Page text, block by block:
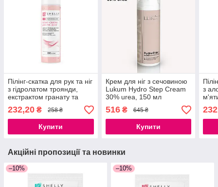
Пілінг-скатка для рук та ніг
з гідролатом троянди,
екстрактом гранату та
aha-кислотами Shelly 200
мл
232,20 ₴ 258 ₴
Купити
Крем для ніг з сечовиною
Lukum Hydro Step Cream
30% urea, 150 мл
516₴ 645 ₴
Купити
з
Акційні пропозиції та новинки
–10% –10%